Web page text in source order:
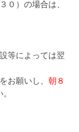
）の場合は、
等によっては翌
お願いし、 朝８